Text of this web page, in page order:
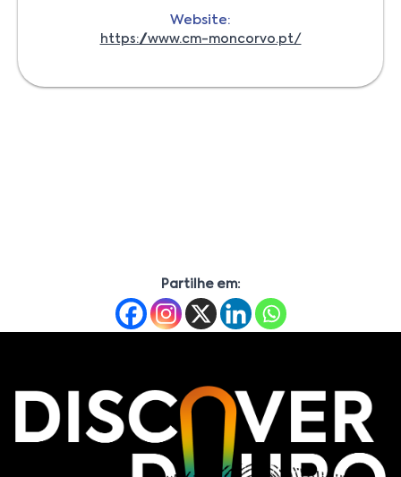
Website:
https://www.cm-moncorvo.pt/
Partilhe em: